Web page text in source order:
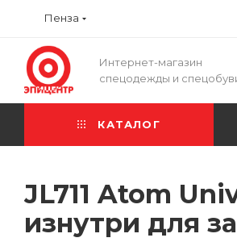
Пенза
Интернет-магазин
спецодежды и
КАТАЛОГ
JL711 Atom
изнутри для